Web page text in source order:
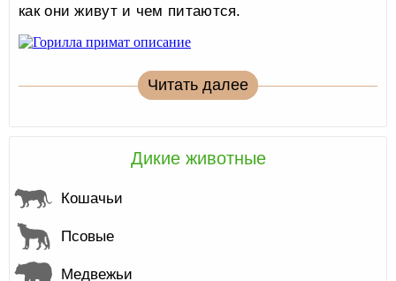
как они живут и чем питаются.
Читать далее
Дикие животные
Кошачьи
Псовые
Медвежьи